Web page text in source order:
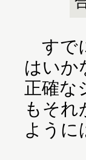
すで
はいか
正確な
もそれ
ように